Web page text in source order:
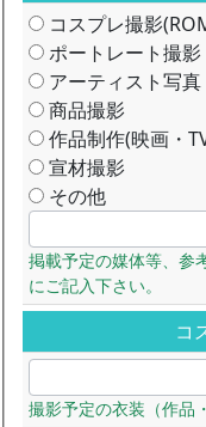
コスプレ撮影
ポートレート撮影
アーティスト写真
商品撮影
作品制作(映画・
宣材撮影
その他
掲載予定の媒体等、参
にご記入下さい。
コ
撮影予定の衣装（作品